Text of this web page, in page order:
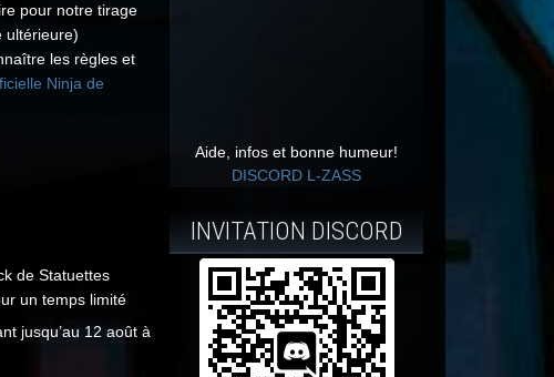
pour notre tirage
ultérieure)
les règles et
Ninja de
de Statuettes
un temps limité
jusqu’au 12 août à
Aide, infos et bonne humeur!
DISCORD L-ZASS
INVITATION DISCORD